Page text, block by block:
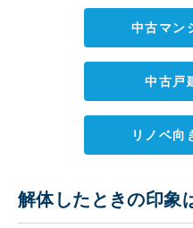
中古マン
中古戸
リノベ向
解体したときの印象